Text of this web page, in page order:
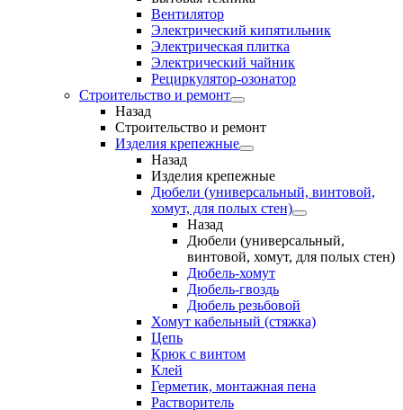
Вентилятор
Электрический кипятильник
Электрическая плитка
Электрический чайник
Рециркулятор-озонатор
Строительство и ремонт
Назад
Строительство и ремонт
Изделия крепежные
Назад
Изделия крепежные
Дюбели (универсальный, винтовой,
хомут, для полых стен)
Назад
Дюбели (универсальный,
винтовой, хомут, для полых стен)
Дюбель-хомут
Дюбель-гвоздь
Дюбель резьбовой
Хомут кабельный (стяжка)
Цепь
Крюк с винтом
Клей
Герметик, монтажная пена
Растворитель